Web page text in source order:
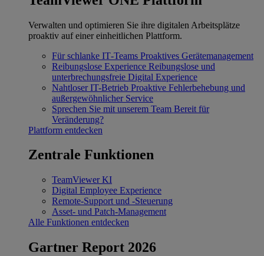
Verwalten und optimieren Sie ihre digitalen Arbeitsplätze
proaktiv auf einer einheitlichen Plattform.
Für schlanke IT‐Teams Proaktives Gerätemanagement
Reibungslose Experience Reibungslose und
unterbrechungsfreie Digital Experience
Nahtloser IT-Betrieb Proaktive Fehlerbehebung und
außergewöhnlicher Service
Sprechen Sie mit unserem Team Bereit für
Veränderung?
Plattform entdecken
Zentrale Funktionen
TeamViewer KI
Digital Employee Experience
Remote-Support und -Steuerung
Asset- und Patch-Management
Alle Funktionen entdecken
Gartner Report 2026